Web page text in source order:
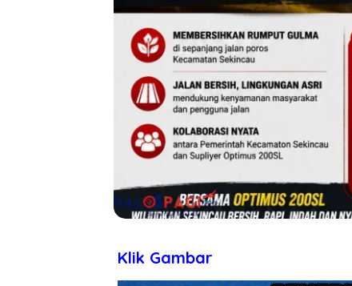
Klik Gambar